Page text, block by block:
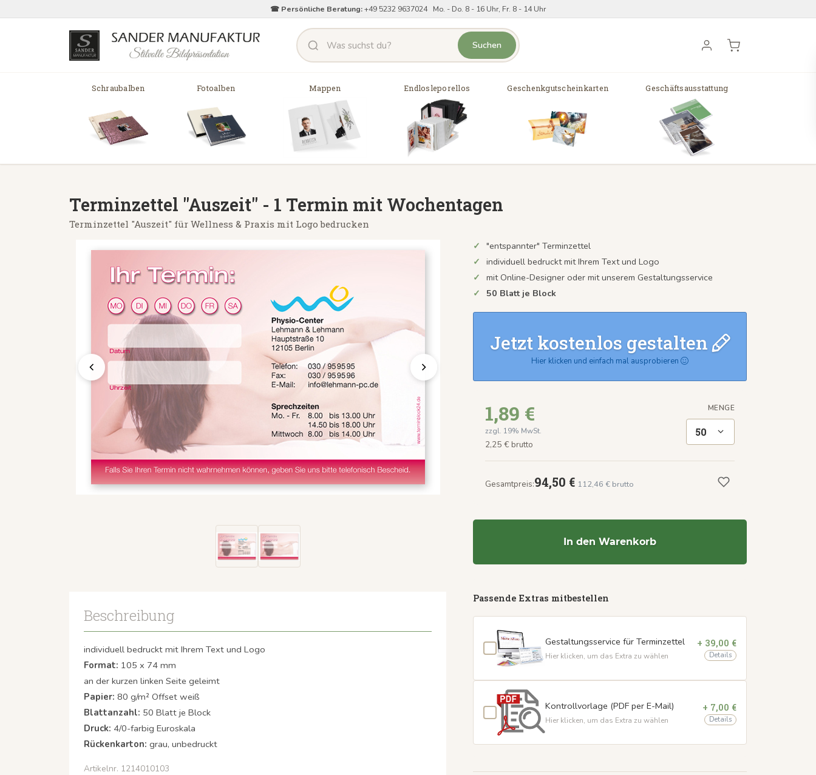
☎ Persönliche Beratung:+49 5232 9637024 Mo. - Do. 8 - 16 Uhr, Fr. 8 - 14 Uhr
Suchen
Schraubalben Fotoalben Mappen Endlosleporellos Geschenkgutscheinkarten Geschäftsausstattung
Terminzettel "Auszeit" - 1 Termin mit Wochentagen
Terminzettel "Auszeit" für Wellness & Praxis mit Logo bedrucken
Beschreibung
individuell bedruckt mit Ihrem Text und Logo
Format: 105 x 74 mm
an der kurzen linken Seite geleimt
Papier: 80 g/m² Offset weiß
Blattanzahl: 50 Blatt je Block
Druck: 4/0-farbig Euroskala
Rückenkarton: grau, unbedruckt
Artikelnr. 1214010103
"entspannter" Terminzettel
individuell bedruckt mit Ihrem Text und Logo
mit Online-Designer oder mit unserem Gestaltungsservice
50 Blatt je Block
Jetzt kostenlos gestalten
Hier klicken und einfach mal ausprobieren
1,89 €
zzgl. 19% MwSt.
2,25 € brutto
MENGE
50
Gesamtpreis:94,50 € 112,46 € brutto
In den Warenkorb
Passende Extras mitbestellen
Gestaltungsservice für Terminzettel
Hier klicken, um das Extra zu wählen
+ 39,00 €
Details
Kontrollvorlage (PDF per E-Mail)
Hier klicken, um das Extra zu wählen
+ 7,00 €
Details